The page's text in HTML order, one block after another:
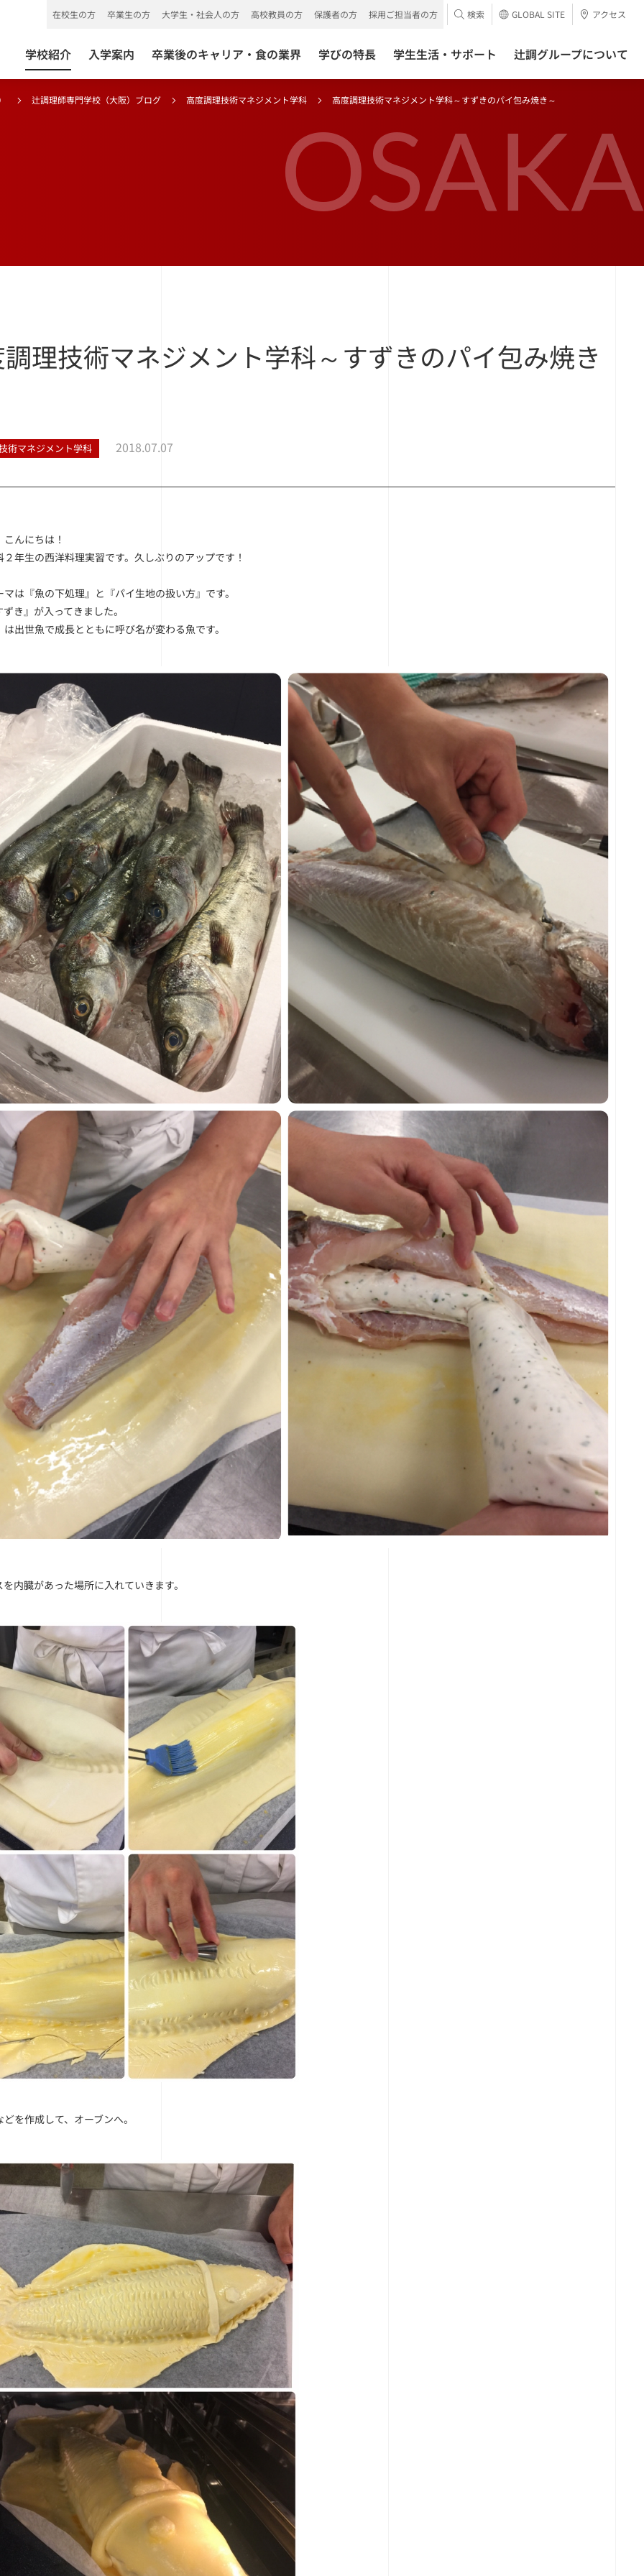
学校紹介 入学案内 卒業後のキャリア・食の業界 学びの特長 学生生活・サポート 辻調グループについて
在校生の方 卒業生の方 大学生・社会人の方 高校教員の方 保護者の方 採用ご担当者の方 検索 GLOBAL SITE アクセス
OSAKA
辻調理師専門学校（大阪）ブログ 高度調理技術マネジメント学科 高度調理技術マネジメント学科～すずきのパイ包み焼き～
理技術マネジメント学科～すずきのパイ包み焼き
術マネジメント学科 2018.07.07
んにちは！
２年生の西洋料理実習です。久しぶりのアップです！
は『魚の下処理』と『パイ生地の扱い方』です。
き』が入ってきました。
出世魚で成長とともに呼び名が変わる魚です。
内臓があった場所に入れていきます。
を作成して、オーブンへ。